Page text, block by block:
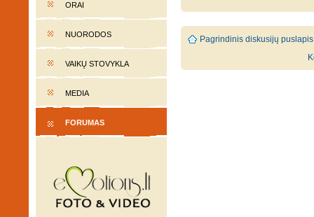
ORAI
NUORODOS
VAIKŲ STOVYKLA
MEDIA
FORUMAS
Pagrindinis diskusijų puslapis